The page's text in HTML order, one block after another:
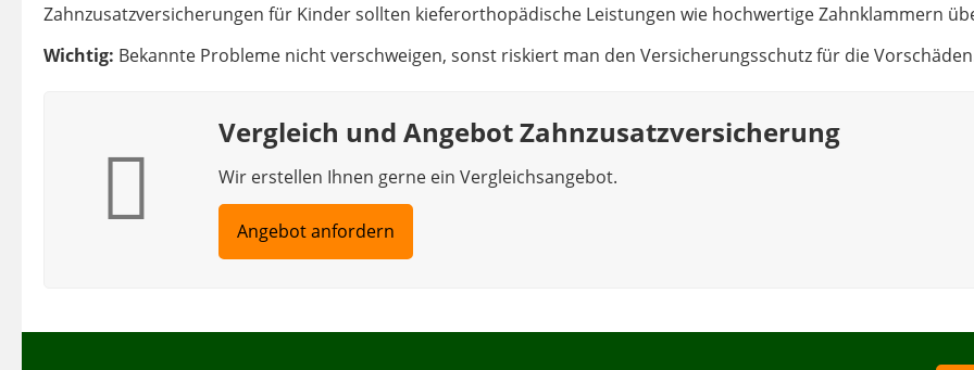
Zahnzusatzversicherungen für Kinder sollten kieferorthopädische Leistungen wie hochwertige Zahnklammern
Wichtig: Bekannte Probleme nicht verschweigen, sonst riskiert man den Versicherungsschutz für die
Vergleich und Angebot Zahnzusatzversicherung
Wir erstellen Ihnen gerne ein Vergleichsangebot.
Angebot anfordern